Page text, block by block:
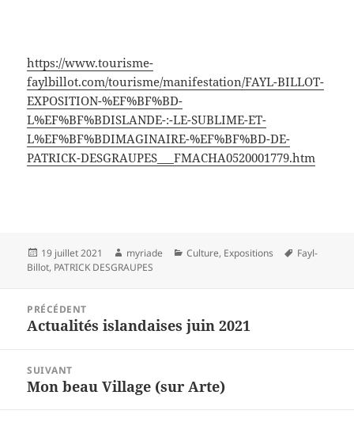
https://www.tourisme-
faylbillot.com/tourisme/manifestation/FAYL-BILLOT-
EXPOSITION-%EF%BF%BD-
L%EF%BF%BDISLANDE-:-LE-SUBLIME-ET-
L%EF%BF%BDIMAGINAIRE-%EF%BF%BD-DE-
PATRICK-DESGRAUPES___FMACHA0520001779.htm
Publié
le
19 juillet 2021 Auteur
myriade Catégories
Culture, Expositions
Mots-
Fayl-
Billot, PATRICK DESGRAUPES
l’article
PRÉCÉDENT
Article
Actualités islandaises juin 2021
SUIVANT
Article
Mon beau Village (sur Arte)